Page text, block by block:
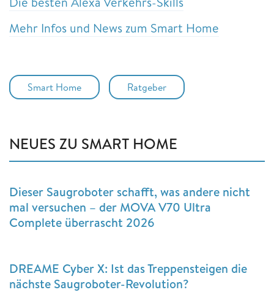
Mehr Infos und News zum Smart Home
Smart Home Ratgeber
NEUES ZU SMART HOME
Dieser Saugroboter schafft, was andere nicht
mal versuchen – der MOVA V70 Ultra
Complete überrascht 2026
DREAME Cyber X: Ist das Treppensteigen die
nächste Saugroboter-Revolution?